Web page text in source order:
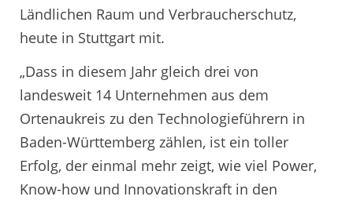
Ländlichen Raum und Verbraucherschutz,
heute in Stuttgart mit.
„Dass in diesem Jahr gleich drei von
landesweit 14 Unternehmen aus dem
Ortenaukreis zu den Technologieführern in
Baden-Württemberg zählen, ist ein toller
Erfolg, der einmal mehr zeigt, wie viel Power,
Know-how und Innovationskraft in den